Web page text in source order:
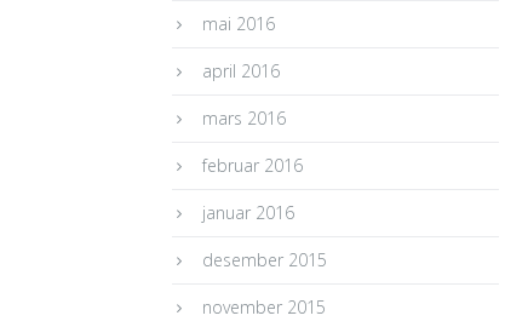
mai 2016
april 2016
mars 2016
februar 2016
januar 2016
desember 2015
november 2015